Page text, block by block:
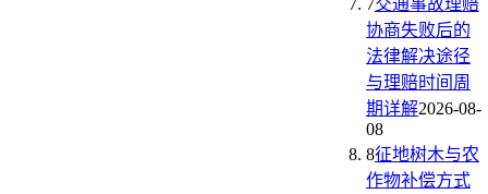
7交通事故理赔
协商失败后的
法律解决途径
与理赔时间周
期详解2026-08-
08
8征地树木与农
作物补偿方式